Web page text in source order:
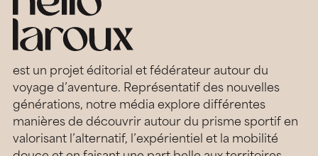
est un projet éditorial et fédérateur autour du
voyage d’aventure. Représentatif des nouvelles
générations, notre média explore différentes
manières de découvrir autour du prisme sportif en
valorisant l’alternatif, l’expérientiel et la mobilité